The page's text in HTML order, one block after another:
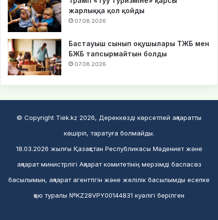
жарлыққа қол қойды
07.08.2026
Бастауыш сынып оқушылары ТЖБ мен
БЖБ тапсырмайтын болды
07.08.2026
© Copyright Tiek.kz 2026, Дереккөзді көрсетпей ақпаратты
көшіріп, таратуға болмайды.
18.03.2026 жылғы Қазақстан Республикасы Мәдениет және
ақпарат министрлігі Ақпарат комитетінің мерзімді баспасөз
басылымын, ақпарат агенттігін және желілік басылымды есепке
қою туралы №KZ28VPY00144831 куәлігі берілген